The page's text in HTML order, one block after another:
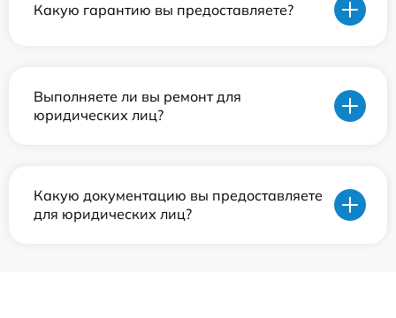
Какую гарантию вы предоставляете?
Выполняете ли вы ремонт для
юридических лиц?
Какую документацию вы предоставляете
для юридических лиц?